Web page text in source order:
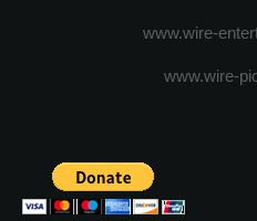
www.wire-
www.wire-